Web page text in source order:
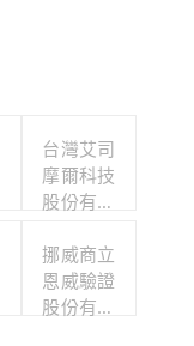
台灣艾司
摩爾科技
股份有限
挪威商立
恩威驗證
股份有限